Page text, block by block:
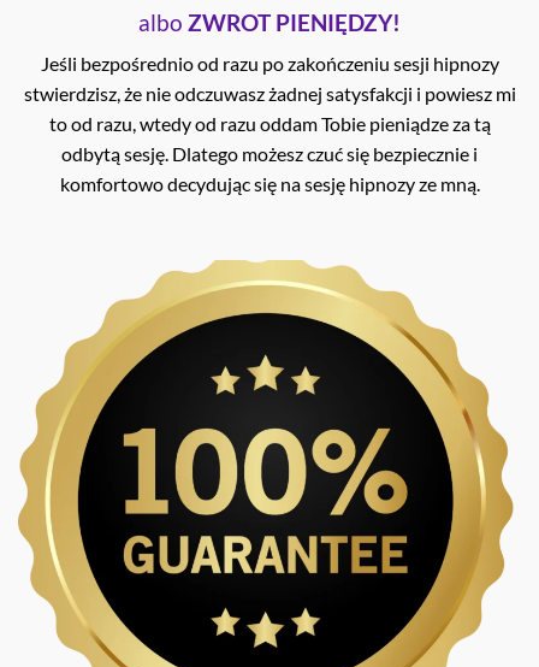
albo ZWROT PIENIĘDZY!
Jeśli bezpośrednio od razu po zakończeniu sesji hipnozy
stwierdzisz, że nie odczuwasz żadnej satysfakcji i powiesz mi
to od razu, wtedy od razu oddam Tobie pieniądze za tą
odbytą sesję. Dlatego możesz czuć się bezpiecznie i
komfortowo decydując się na sesję hipnozy ze mną.